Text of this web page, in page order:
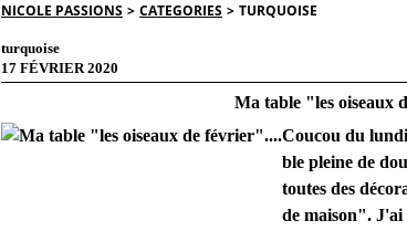
NICOLE PASSIONS > CATEGORIES > TURQUOISE
turquoise
17 FÉVRIER 2020
Ma table "les oiseaux
Coucou du
ble pleine de
toutes des
de maison". J'ai